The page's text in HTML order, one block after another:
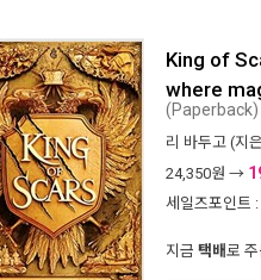
King of
where
(Paperback)
리 바두고 (지
24,350원 →
세일즈포인트 :
지금 택배로